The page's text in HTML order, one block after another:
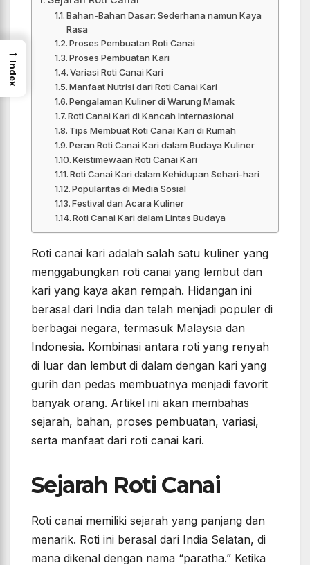
Bahan-Bahan Dasar: Sederhana namun Kaya
Rasa
Proses Pembuatan Roti Canai
Proses Pembuatan Kari
Variasi Roti Canai Kari
Manfaat Nutrisi dari Roti Canai Kari
Pengalaman Kuliner di Warung Mamak
Roti Canai Kari di Kancah Internasional
Tips Membuat Roti Canai Kari di Rumah
Peran Roti Canai Kari dalam Budaya Kuliner
Keistimewaan Roti Canai Kari
Roti Canai Kari dalam Kehidupan Sehari-hari
Popularitas di Media Sosial
Festival dan Acara Kuliner
Roti Canai Kari dalam Lintas Budaya
Roti canai kari adalah salah satu kuliner yang
menggabungkan roti canai yang lembut dan
kari yang kaya akan rempah. Hidangan ini
berasal dari India dan telah menjadi populer di
berbagai negara, termasuk Malaysia dan
Indonesia. Kombinasi antara roti yang renyah
di luar dan lembut di dalam dengan kari yang
gurih dan pedas membuatnya menjadi favorit
banyak orang. Artikel ini akan membahas
sejarah, bahan, proses pembuatan, variasi,
serta manfaat dari roti canai kari.
Sejarah Roti Canai
Roti canai memiliki sejarah yang panjang dan
menarik. Roti ini berasal dari India Selatan, di
mana dikenal dengan nama “paratha.” Ketika
→
Index